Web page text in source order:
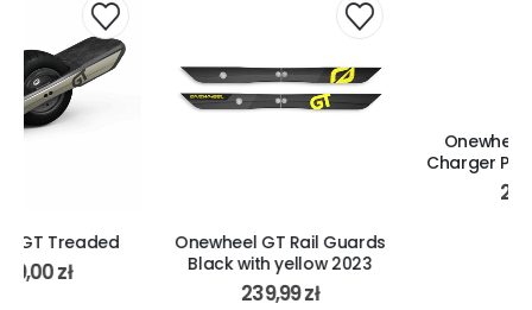
Onewheel GT Rail Guards
Black with yellow 2023
Onewheel Pint & Pint X
Charger Plug orange 2021